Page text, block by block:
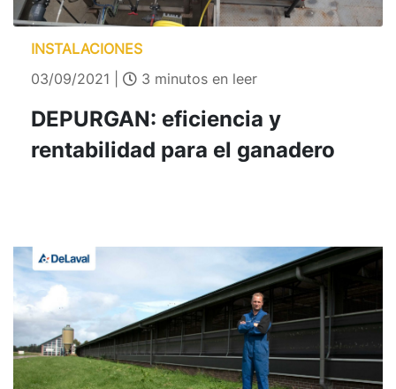
INSTALACIONES
03/09/2021 |
3 minutos en leer
DEPURGAN: eficiencia y
rentabilidad para el ganadero